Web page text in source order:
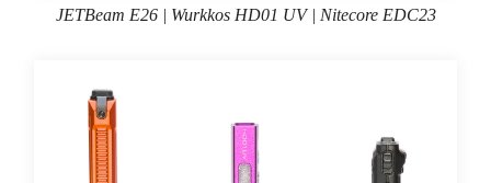
JETBeam E26 | Wurkkos HD01 UV | Nitecore EDC23